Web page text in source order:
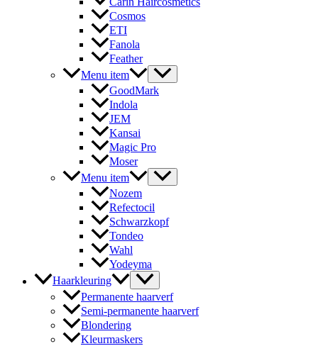
Cosmos
ETI
Fanola
Feather
Menu item
GoodMark
Indola
JEM
Kansai
Magic Pro
Moser
Menu item
Nozem
Refectocil
Schwarzkopf
Tondeo
Wahl
Yodeyma
Haarkleuring
Permanente haarverf
Semi-permanente haarverf
Blondering
Kleurmaskers